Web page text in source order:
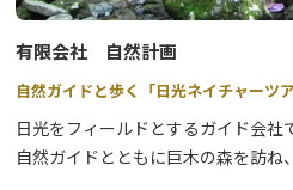
に人気沸騰中のエアボートを楽しむ
⇒詳細はこちら
●奥日光スノーサイクリング圧雪さ
グを楽しみながら、日光国立公園の
す。
有限会社 自然計画
自然ガイドと歩く「日光ネイチャーツア
日光をフィールドとするガイド会社
自然ガイドとともに巨木の森を訪ね